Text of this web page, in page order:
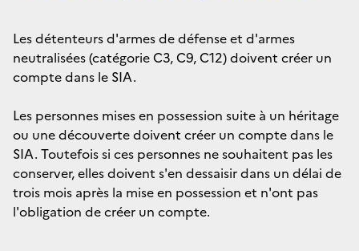
Les détenteurs d'armes de défense et d'armes
neutralisées (catégorie C3, C9, C12) doivent créer un
compte dans le SIA.
Les personnes mises en possession suite à un héritage
ou une découverte doivent créer un compte dans le
SIA. Toutefois si ces personnes ne souhaitent pas les
conserver, elles doivent s'en dessaisir dans un délai de
trois mois après la mise en possession et n'ont pas
l'obligation de créer un compte.